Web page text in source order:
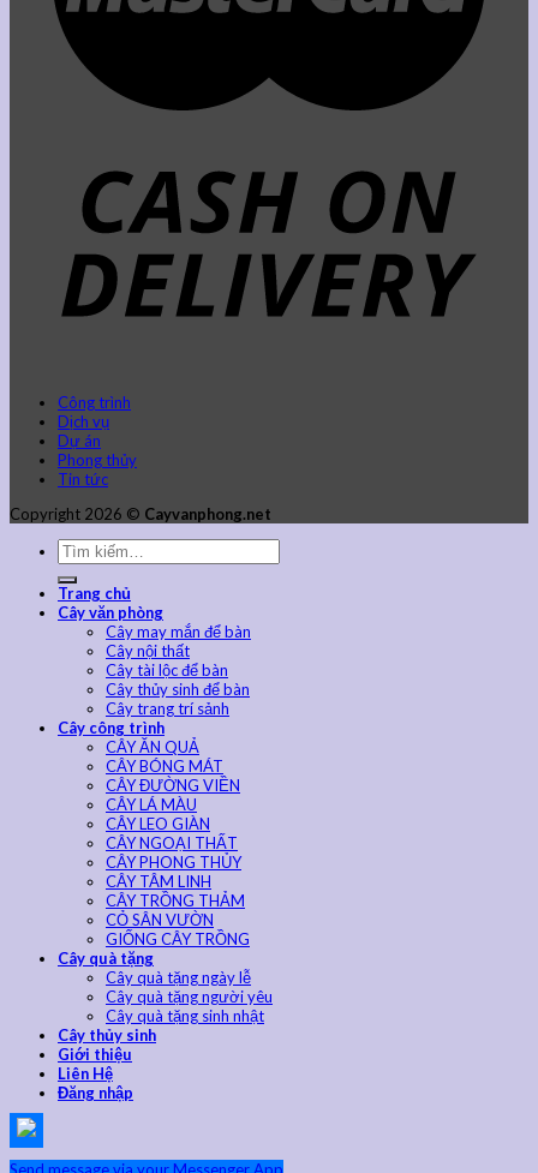
Công trình
Dịch vụ
Dự án
Phong thủy
Tin tức
Copyright 2026 © Cayvanphong.net
Trang chủ
Cây văn phòng
Cây may mắn để bàn
Cây nội thất
Cây tài lộc để bàn
Cây thủy sinh để bàn
Cây trang trí sảnh
Cây công trình
CÂY ĂN QUẢ
CÂY BÓNG MÁT
CÂY ĐƯỜNG VIỀN
CÂY LÁ MÀU
CÂY LEO GIÀN
CÂY NGOẠI THẤT
CÂY PHONG THỦY
CÂY TÂM LINH
CÂY TRỒNG THẢM
CỎ SÂN VƯỜN
GIỐNG CÂY TRỒNG
Cây quà tặng
Cây quà tặng ngày lễ
Cây quà tặng người yêu
Cây quà tặng sinh nhật
Cây thủy sinh
Giới thiệu
Liên Hệ
Đăng nhập